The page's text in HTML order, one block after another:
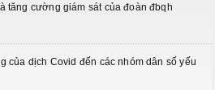
tăng cường giám sát của đoàn đbqh
của dịch Covid đến các nhóm dân số yếu